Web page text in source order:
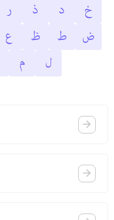
خ
د ذ ر
ض
ط ظ ع
ل
م